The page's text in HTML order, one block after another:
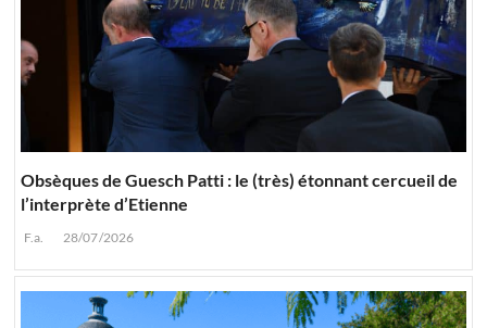
Obsèques de Guesch Patti : le (très) étonnant cercueil de
l’interprète d’Etienne
F.a. 28/07/2026